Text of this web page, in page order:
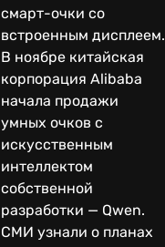
смарт-очки со
встроенным дисплеем.
В ноябре китайская
корпорация Alibaba
начала продажи
умных очков с
искусственным
интеллектом
собственной
разработки — Qwen.
СМИ узнали о планах